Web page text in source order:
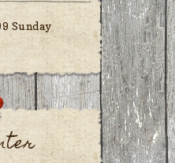
Sunday